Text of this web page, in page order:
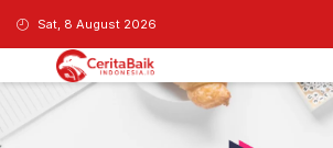
Sat, 8 August 2026